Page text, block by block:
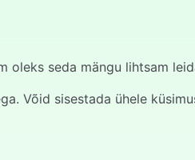
oleks seda mängu lihtsam
Võid sisestada ühele